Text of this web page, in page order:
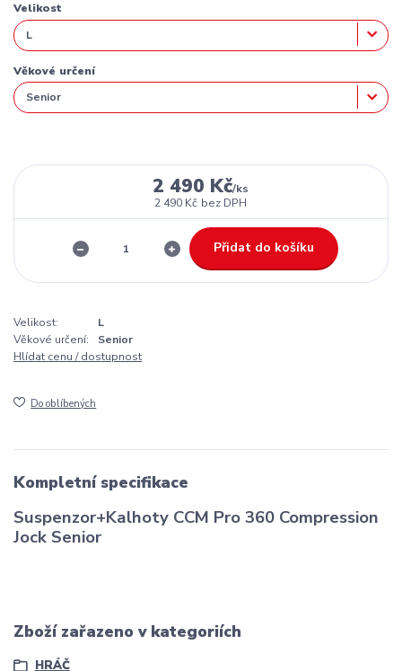
Velikost
Věkové určení
2 490 Kč/ks
2 490 Kč bez DPH
Přidat do košíku
Velikost:
L
Věkové určení:
Senior
Hlídat cenu / dostupnost
Do oblíbených
Kompletní specifikace
Suspenzor+Kalhoty CCM Pro 360 Compression
Jock Senior
Zboží zařazeno v kategoriích
HRÁČ